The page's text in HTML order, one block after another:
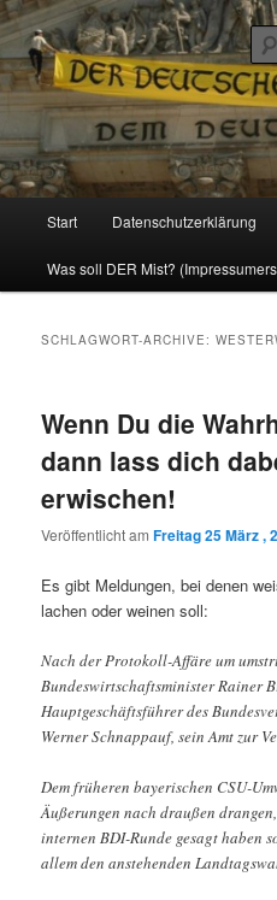
Reizzentrum
Politik, Wirtschaft, Soziales und
Zum
Inhalt
Zum
sekundären
Start Datenschutzerklärung
Was soll DER Mist?
SCHLAGWORT-ARCHIVE:
Wenn Du die
dann lass dich
erwischen!
Veröffentlicht amFreitag 25 März ,
Es gibt Meldungen, bei denen
lachen oder weinen soll:
Nach der Protokoll-Affäre um
Bundeswirtschaftsminister Rainer
Hauptgeschäftsführer des
Werner Schnappauf, sein Amt zur
Dem früheren bayerischen CSU-
Äußerungen nach draußen
internen BDI-Runde gesagt haben
allem den anstehenden